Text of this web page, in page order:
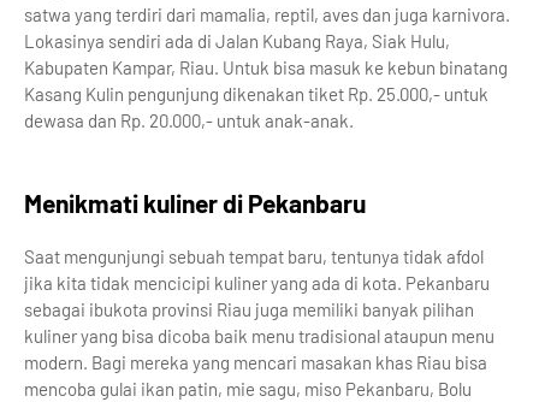
satwa yang terdiri dari mamalia, reptil, aves dan juga karnivora.
Lokasinya sendiri ada di Jalan Kubang Raya, Siak Hulu,
Kabupaten Kampar, Riau. Untuk bisa masuk ke kebun binatang
Kasang Kulin pengunjung dikenakan tiket Rp. 25.000,- untuk
dewasa dan Rp. 20.000,- untuk anak-anak.
Menikmati kuliner di Pekanbaru
Saat mengunjungi sebuah tempat baru, tentunya tidak afdol
jika kita tidak mencicipi kuliner yang ada di kota. Pekanbaru
sebagai ibukota provinsi Riau juga memiliki banyak pilihan
kuliner yang bisa dicoba baik menu tradisional ataupun menu
modern. Bagi mereka yang mencari masakan khas Riau bisa
mencoba gulai ikan patin, mie sagu, miso Pekanbaru, Bolu